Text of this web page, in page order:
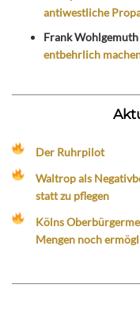
antiwestliche
Frank Wohlgemuth
entbehrlich
Der Ruhrpilot
Waltrop als
statt zu pflegen
Kölns
Mengen noch